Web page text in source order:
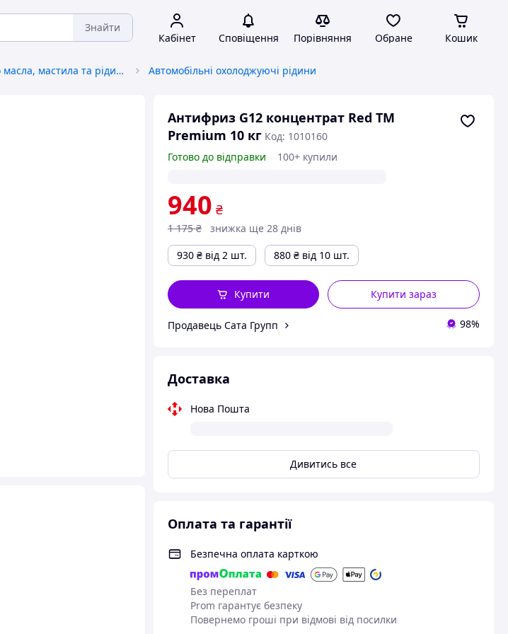
Знайти
Кабінет Сповіщення Порівняння Обране Кошик
Авто, мото масла, мастила та рідини Автомобільні охолоджуючі рідини
Антифриз G12 концентрат Red TM
Premium 10 кг Код: 1010160
Готово до відправки
100+ купили
940 ₴
1 175 ₴
знижка ще 28 днів
930 ₴ від 2 шт. 880 ₴ від 10 шт.
Купити зараз
Купити
Продавець Сата Групп 98%
Доставка
Нова Пошта
Дивитись все
Оплата та гарантії
Безпечна оплата карткою
Без переплат
Prom гарантує безпеку
Повернемо гроші при відмові від посилки